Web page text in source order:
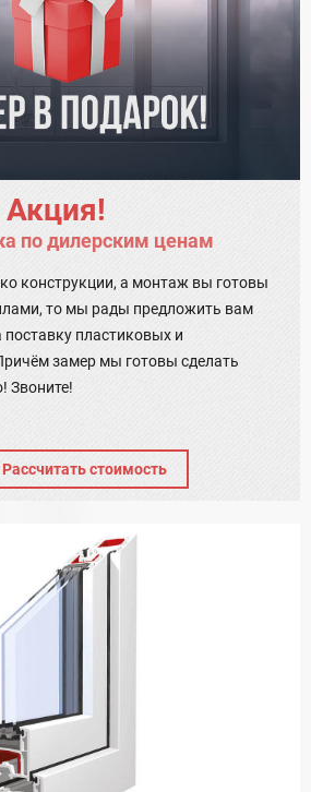
по дилерским ценам
конструкции, а монтаж вы готовы
то мы рады предложить вам
пластиковых и
замер мы готовы сделать
Звоните!
Рассчитать стоимость